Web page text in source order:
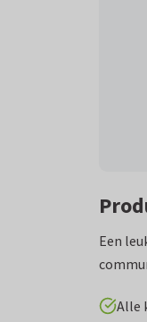
Een
Alle